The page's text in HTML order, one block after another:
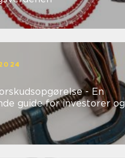
- En
guide for investorer og